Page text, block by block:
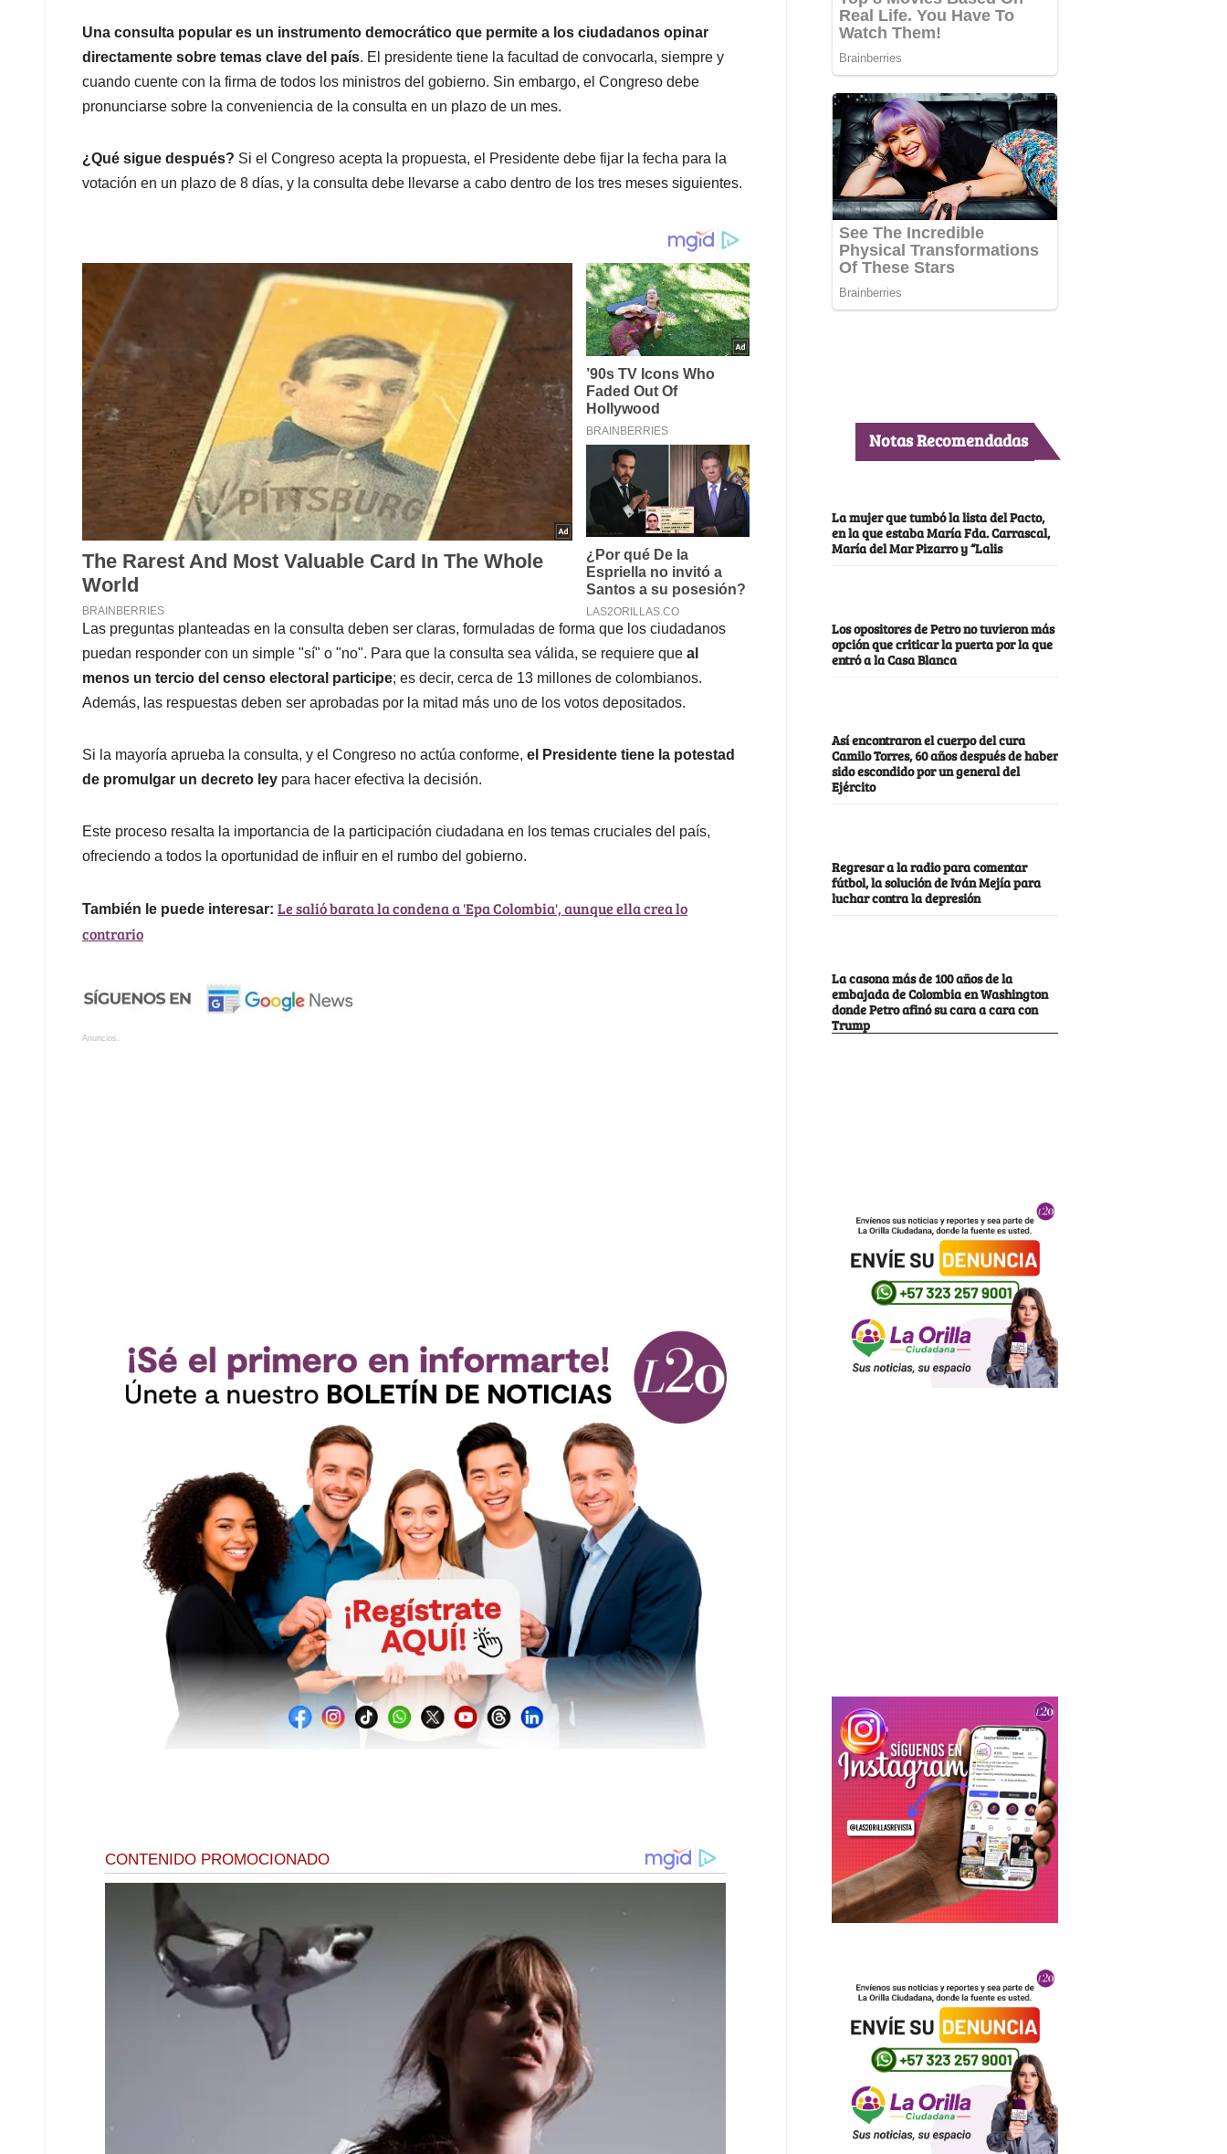
Una consulta popular es un instrumento democrático que permite a los ciudadanos opinar
directamente sobre temas clave del país. El presidente tiene la facultad de convocarla, siempre y
cuando cuente con la firma de todos los ministros del gobierno. Sin embargo, el Congreso debe
pronunciarse sobre la conveniencia de la consulta en un plazo de un mes.
¿Qué sigue después? Si el Congreso acepta la propuesta, el Presidente debe fijar la fecha para la
votación en un plazo de 8 días, y la consulta debe llevarse a cabo dentro de los tres meses siguientes.
Las preguntas planteadas en la consulta deben ser claras, formuladas de forma que los ciudadanos
puedan responder con un simple "sí" o "no". Para que la consulta sea válida, se requiere que al
menos un tercio del censo electoral participe; es decir, cerca de 13 millones de colombianos.
Además, las respuestas deben ser aprobadas por la mitad más uno de los votos depositados.
Si la mayoría aprueba la consulta, y el Congreso no actúa conforme, el Presidente tiene la potestad
de promulgar un decreto ley para hacer efectiva la decisión.
Este proceso resalta la importancia de la participación ciudadana en los temas cruciales del país,
ofreciendo a todos la oportunidad de influir en el rumbo del gobierno.
También le puede interesar: Le salió barata la condena a 'Epa Colombia', aunque ella crea lo
contrario
Anuncios.
Notas Recomendadas
La mujer que tumbó la lista del Pacto,
en la que estaba María Fda. Carrascal,
María del Mar Pizarro y “Lalis
Los opositores de Petro no tuvieron más
opción que criticar la puerta por la que
entró a la Casa Blanca
Así encontraron el cuerpo del cura
Camilo Torres, 60 años después de haber
sido escondido por un general del
Ejército
Regresar a la radio para comentar
fútbol, la solución de Iván Mejía para
luchar contra la depresión
La casona más de 100 años de la
embajada de Colombia en Washington
donde Petro afinó su cara a cara con
Trump